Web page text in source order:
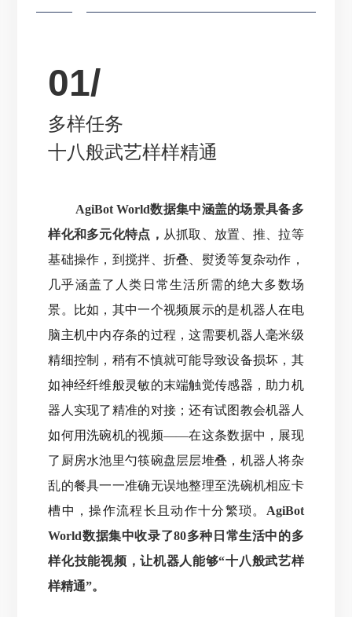
01/
多样任务
十八般武艺样样精通
AgiBot World数据集中涵盖的场景具备多
样化和多元化特点， 从抓取、放置、推、拉等
基础操作，到搅拌、折叠、熨烫等复杂动作，
几乎涵盖了人类日常生活所需的绝大多数场
景。
比如，其中一个视频展示的是机器人在电
脑主机中内存条的过程，这需要机器人毫米级
精细控制，稍有不慎就可能导致设备损坏， 其
如神经纤维般灵敏的末端触觉传感器，助力机
器人实现了精准的对接；还有试图教会机器人
如何用洗碗机的视频——在这条数据中，展现
了厨房水池里勺筷碗盘层层堆叠，机器人将杂
乱的餐具一一准确无误地整理至洗碗机相应卡
槽中，操作流程长且动作十分繁琐。 AgiBot
World数据集中收录了80多种日常生活中的多
样化技能视频，让机器人能够“十八般武艺样
样精通”。